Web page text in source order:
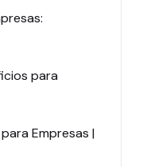
para
Empresas |